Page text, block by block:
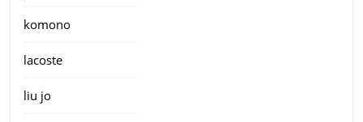
komono
lacoste
liu jo